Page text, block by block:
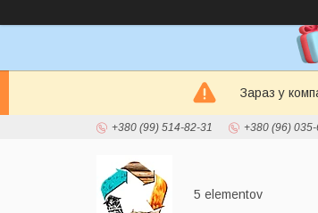
Зараз у
+380 (99) 514-82-31 +380 (96)
5 elementov